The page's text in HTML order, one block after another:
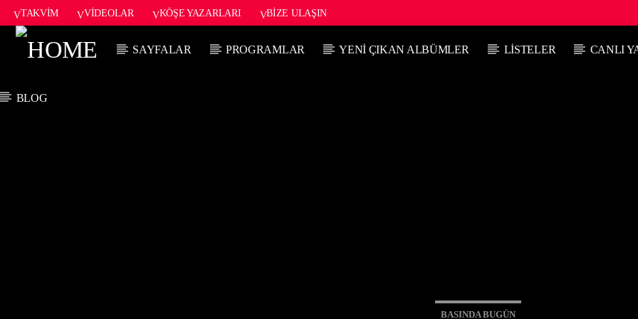
TAKVIM VIDEOLAR KÖŞE YAZARLARI BIZE ULAŞIN
SAYFALAR PROGRAMLAR YENI ÇIKAN ALBÜMLER LISTELER CANLI
BLOG
BASINDA BUGÜN